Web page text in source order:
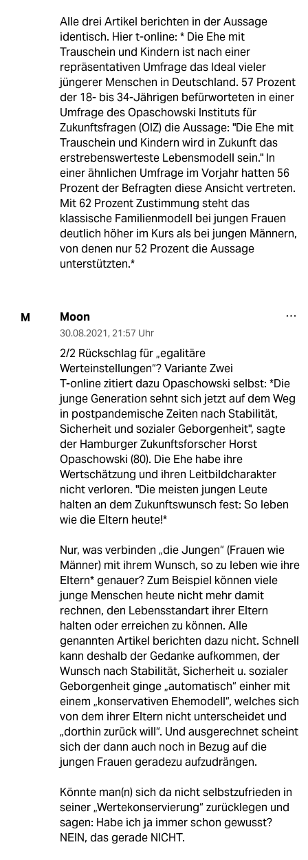
Alle drei Artikel berichten in der Aussage
identisch. Hier t-online: * Die Ehe mit
Trauschein und Kindern ist nach einer
repräsentativen Umfrage das Ideal vieler
jüngerer Menschen in Deutschland. 57 Prozent
der 18- bis 34-Jährigen befürworteten in einer
Umfrage des Opaschowski Instituts für
Zukunftsfragen (OIZ) die Aussage: "Die Ehe mit
Trauschein und Kindern wird in Zukunft das
erstrebenswerteste Lebensmodell sein." In
einer ähnlichen Umfrage im Vorjahr hatten 56
Prozent der Befragten diese Ansicht vertreten.
Mit 62 Prozent Zustimmung steht das
klassische Familienmodell bei jungen Frauen
deutlich höher im Kurs als bei jungen Männern,
von denen nur 52 Prozent die Aussage
unterstützten.*
M Moon
30.08.2021, 21:57 Uhr
2/2 Rückschlag für „egalitäre
Werteinstellungen“? Variante Zwei
T-online zitiert dazu Opaschowski selbst: *Die
junge Generation sehnt sich jetzt auf dem Weg
in postpandemische Zeiten nach Stabilität,
Sicherheit und sozialer Geborgenheit", sagte
der Hamburger Zukunftsforscher Horst
Opaschowski (80). Die Ehe habe ihre
Wertschätzung und ihren Leitbildcharakter
nicht verloren. "Die meisten jungen Leute
halten an dem Zukunftswunsch fest: So leben
wie die Eltern heute!*
Nur, was verbinden „die Jungen“ (Frauen wie
Männer) mit ihrem Wunsch, so zu leben wie ihre
Eltern* genauer? Zum Beispiel können viele
junge Menschen heute nicht mehr damit
rechnen, den Lebensstandart ihrer Eltern
halten oder erreichen zu können. Alle
genannten Artikel berichten dazu nicht. Schnell
kann deshalb der Gedanke aufkommen, der
Wunsch nach Stabilität, Sicherheit u. sozialer
Geborgenheit ginge „automatisch“ einher mit
einem „konservativen Ehemodell“, welches sich
von dem ihrer Eltern nicht unterscheidet und
„dorthin zurück will“. Und ausgerechnet scheint
sich der dann auch noch in Bezug auf die
jungen Frauen geradezu aufzudrängen.
Könnte man(n) sich da nicht selbstzufrieden in
seiner „Wertekonservierung“ zurücklegen und
sagen: Habe ich ja immer schon gewusst?
NEIN, das gerade NICHT.